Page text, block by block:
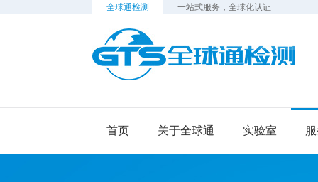
全球通检测 一站式服务，全球化认证
首页 关于全球通 实验室